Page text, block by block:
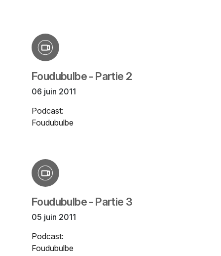
Foudubulbe - Partie 2
06 juin 2011
Podcast:
Foudubulbe
Foudubulbe - Partie 3
05 juin 2011
Podcast:
Foudubulbe